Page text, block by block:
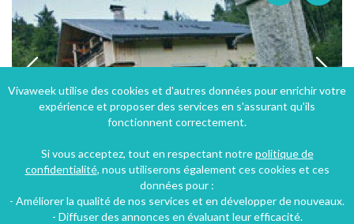
Vivaweek utilise des cookies et d'autres données pour enrichir votre
expérience et proposer des services en s'assurant qu'ils
fonctionnent correctement.
Si vous acceptez, tout en respectant notrepolitique de
confidentialité, nous utiliserons également ces cookies et ces
données pour :
- Améliorer la qualité de nos services et en développer de nouveaux.
- Diffuser des annonces en évaluant leur efficacité.